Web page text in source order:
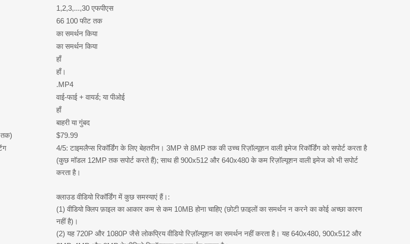
1,2,3,...,30 एफपीएस
66 100 फीट तक
का समर्थन किया
का समर्थन किया
हाँ
हाँ।
.MP4
वाई-फाई + वायर्ड; या पीओई
हाँ
बाहरी या गुंबद
$79.99
4/5: टाइमलैप्स रिकॉर्डिंग के लिए बेहतरीन। 3MP से 8MP तक की उच्च रिज़ॉल्यूशन वाली इमेज रिकॉर्डिंग को सपोर्ट करता है
(कुछ मॉडल 12MP तक सपोर्ट करते हैं); साथ ही 900x512 और 640x480 के कम रिज़ॉल्यूशन वाली इमेज को भी सपोर्ट
करता है।
क्लाउड वीडियो रिकॉर्डिंग में कुछ समस्याएं हैं।:
(1) वीडियो क्लिप फ़ाइल का आकार कम से कम 10MB होना चाहिए (छोटी फ़ाइलों का समर्थन न करने का कोई अच्छा कारण
नहीं है)।
(2) यह 720P और 1080P जैसे लोकप्रिय वीडियो रिज़ॉल्यूशन का समर्थन नहीं करता है। यह 640x480, 900x512 और